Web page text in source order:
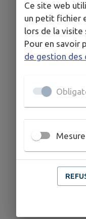
Ce site web
un petit fichier
lors de la visite
Pour en savoir
de gestion des